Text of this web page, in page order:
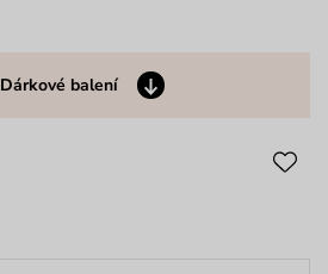
Dárkové balení